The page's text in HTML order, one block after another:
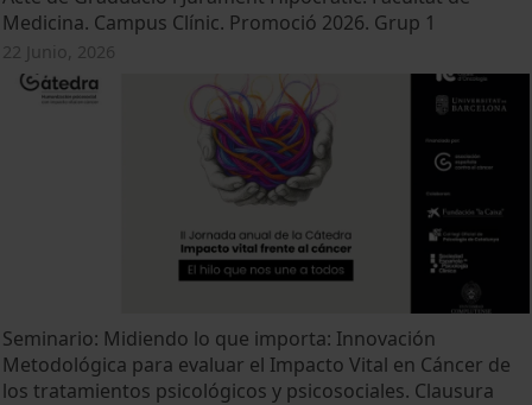
Medicina. Campus Clínic. Promoció 2026. Grup 1
22 Junio, 2026
Seminario: Midiendo lo que importa: Innovación
Metodológica para evaluar el Impacto Vital en Cáncer de
los tratamientos psicológicos y psicosociales. Clausura